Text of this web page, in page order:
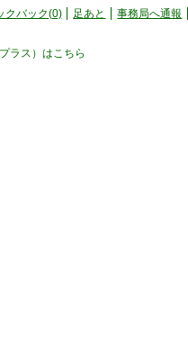
クバック(0) 足あと 事務局へ通報
ラス）はこちら